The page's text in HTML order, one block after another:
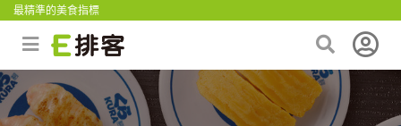
最精準的美食指標